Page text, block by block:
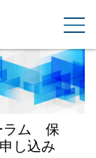
ラム 保
し込み